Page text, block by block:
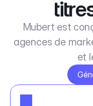
Mubert est
agences de
et